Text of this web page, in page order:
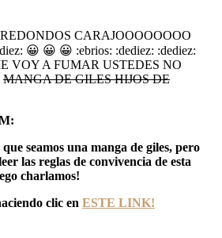
CARAJOOOOOOOO
😀 😀 😀 :ebrios: :dediez: :dediez:
VOY A FUMAR USTEDES NO
MANGA DE GILES HIJOS DE
seamos una manga de giles, pero
las reglas de convivencia de esta
charlamos!
clic en ESTE LINK!